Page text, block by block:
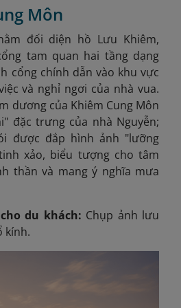
Môn
đối diện hồ Lưu Khiêm,
tam quan hai tầng dạng
cổng chính dẫn vào khu vực
và nghỉ ngơi của nhà vua.
dương của Khiêm Cung Môn
đặc trưng của nhà Nguyễn;
được đắp hình ảnh "lưỡng
xảo, biểu tượng cho tâm
thần và mang ý nghĩa mưa
du khách: Chụp ảnh lưu
kính.